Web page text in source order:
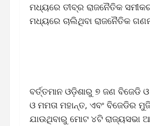
ମଧ୍ୟରେ ତୀବ୍ର ରାଜନୈତିକ
ମଧ୍ୟରେ ଚାଲିଥିବା ରାଜନୈତିକ
ବର୍ତ୍ତମାନ ଓଡ଼ିଶାରୁ ୭ ଜଣ ବିଜେଡି
ଓ ମମତା ମହାନ୍ତ, ଏବଂ ବିଜେଡିର
ଯାଉଥିବାରୁ ମୋଟ ୪ଟି ରାଜ୍ୟସଭା